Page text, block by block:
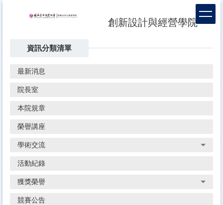
創新設計與經營學院
資訊分類清單
最新消息
院長室
本院規章
榮譽講座
學術交流
活動紀錄
獲獎榮譽
競賽公告